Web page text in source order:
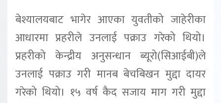
बेश्यालयबाट भागेर आएका युवतीको जाहेरीका
आधारमा प्रहरीले उनलाई पक्राउ गरेको थियो।
प्रहरीको केन्द्रीय अनुसन्धान ब्यूरो(सिआईबी)ले
उनलाई पक्राउ गरी मानब बेचबिखन मुद्दा दायर
गरेको थियो। १५ वर्ष कैद सजाय माग गरी मुद्दा